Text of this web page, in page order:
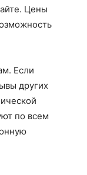
Цены
Если
других
по всем